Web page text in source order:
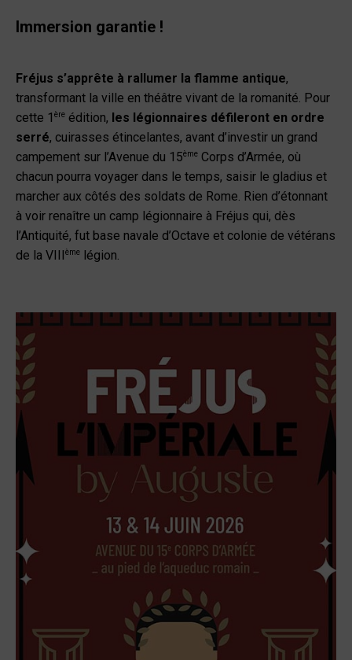
Immersion garantie !
Fréjus s’apprête à rallumer la flamme antique,
transformant la ville en théâtre vivant de la romanité. Pour
cette 1 ère édition, les légionnaires défileront en ordre
serré, cuirasses étincelantes, avant d’investir un grand
campement sur l’Avenue du 15ème Corps d’Armée, où
chacun pourra voyager dans le temps, saisir le gladius et
marcher aux côtés des soldats de Rome. Rien d’étonnant
à voir renaître un camp légionnaire à Fréjus qui, dès
l’Antiquité, fut base navale d’Octave et colonie de vétérans
de la VIIIème légion.